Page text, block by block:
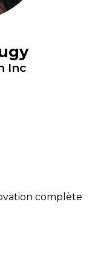
Inc
complète